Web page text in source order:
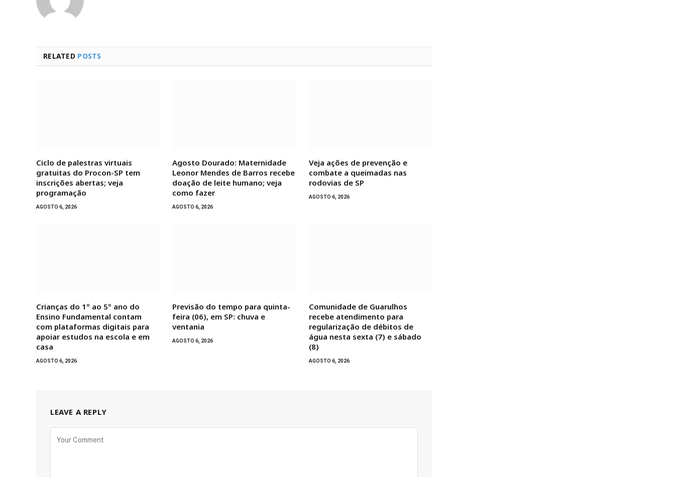
RELATED POSTS
Ciclo de palestras virtuais
gratuitas do Procon-SP tem
inscrições abertas; veja
programação
AGOSTO 6, 2026
Agosto Dourado: Maternidade
Leonor Mendes de Barros recebe
doação de leite humano; veja
como fazer
AGOSTO 6, 2026
Veja ações de prevenção e
combate a queimadas nas
rodovias de SP
AGOSTO 6, 2026
Crianças do 1º ao 5º ano do
Ensino Fundamental contam
com plataformas digitais para
apoiar estudos na escola e em
casa
AGOSTO 6, 2026
Previsão do tempo para quinta-
feira (06), em SP: chuva e
ventania
AGOSTO 6, 2026
Comunidade de Guarulhos
recebe atendimento para
regularização de débitos de
água nesta sexta (7) e sábado
(8)
AGOSTO 6, 2026
LEAVE A REPLY